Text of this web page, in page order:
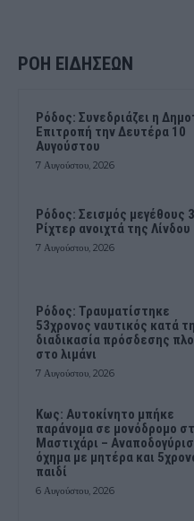
ΡΟΗ ΕΙΔΗΣΕΩΝ
Ρόδος: Συνεδριάζει η
Επιτροπή την Δευτέρα 10
Αυγούστου
7 Αυγούστου, 2026
Ρόδος: Σεισμός μεγέθους
Ρίχτερ ανοιχτά της Λίνδου
7 Αυγούστου, 2026
Ρόδος: Τραυματίστηκε
53χρονος ναυτικός κατά τη
διαδικασία πρόσδεσης
στο λιμάνι
7 Αυγούστου, 2026
Kως: Αυτοκίνητο μπήκε
παράνομα σε μονόδρομο
Μαστιχάρι –
όχημα με μητέρα και
παιδί
6 Αυγούστου, 2026